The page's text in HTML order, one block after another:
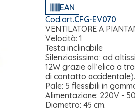
EAN
Cod.art.CFG-EV070
VENTILATORE A
Velocità: 1
Testa inclinabile
Silenziosissimo; ad
12W grazie all’elica a
di contatto accidentale).
Pale: 5 flessibili in
Alimentazione: 220V -
Diametro: 45 cm.